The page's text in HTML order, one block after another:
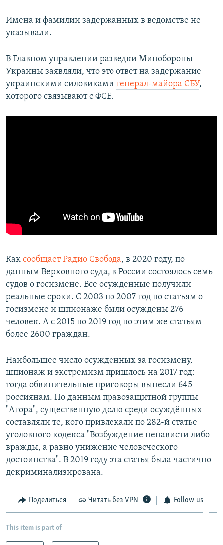
Имена и фамилии задержанных в ведомстве не
указывали.
В Главном управлении разведки Минобороны
Украины заявляли, что это ответ на задержание
украинскими силовиками генерал-майора СБУ,
которого связывают с ФСБ.
Как сообщает Радио Свобода, в 2020 году, по
данным Верховного суда, в России состоялось семь
судов о госизмене. Все осужденные получили
реальные сроки. С 2003 по 2007 год по статьям о
госизмене и шпионаже были осуждены 276
человек. А с 2015 по 2019 год по этим же статьям –
более 2600 граждан.
Наибольшее число осужденных за госизмену,
шпионаж и экстремизм пришлось на 2017 год:
тогда обвинительные приговоры вынесли 645
россиянам. По данным правозащитной группы
"Агора", существенную долю среди осуждённых
составляли те, кого привлекали по 282-й статье
уголовного кодекса "Возбуждение ненависти либо
вражды, а равно унижение человеческого
достоинства". В 2019 году эта статья была частично
декриминализирована.
Поделиться Читать без VPN Follow us
This item is part of